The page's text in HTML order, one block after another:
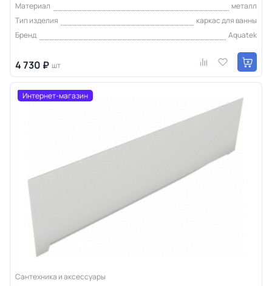
Материал
металл
Тип изделия
каркас для ванны
Бренд
Aquatek
4 730 ₽ шт
Интернет-магазин
Сантехника и аксессуары